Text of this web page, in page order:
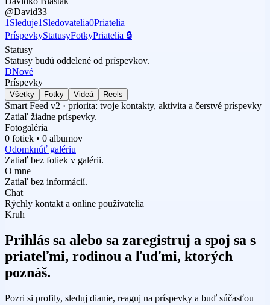
@David33
1 Sleduje1 Sledovatelia0Priatelia
PríspevkyStatusyFotkyPriatelia 🔒
Statusy
Statusy budú oddelené od príspevkov.
DNové
Príspevky
Všetky Fotky Videá Reels
Smart Feed v2 · priorita: tvoje kontakty, aktivita a čerstvé príspevky
Zatiaľ žiadne príspevky.
Fotogaléria
0 fotiek • 0 albumov
Odomknúť galériu
Zatiaľ bez fotiek v galérii.
O mne
Zatiaľ bez informácií.
Chat
Rýchly kontakt a online používatelia
Kruh
Prihlás sa alebo sa zaregistruj a spoj sa s
priateľmi, rodinou a ľuďmi, ktorých
poznáš.
Pozri si profily, sleduj dianie, reaguj na príspevky a buď súčasťou